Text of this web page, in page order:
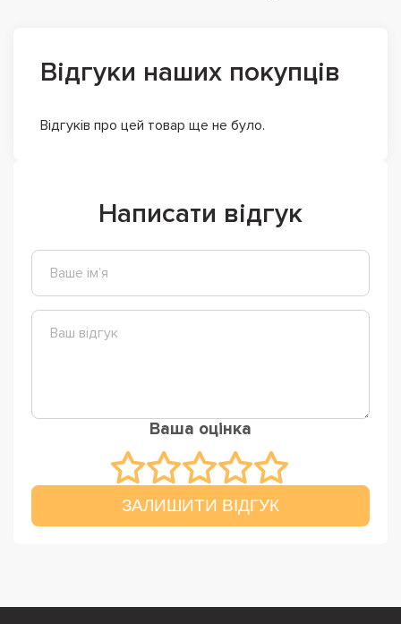
Відгуки наших покупців
Відгуків про цей товар ще не було.
Написати відгук
Ваша оцінка
ЗАЛИШИТИ ВІДГУК